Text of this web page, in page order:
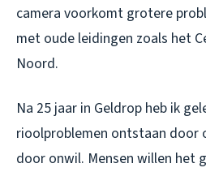
camera voorkomt grotere
met oude leidingen zoals het
Noord.
Na 25 jaar in Geldrop heb ik
rioolproblemen ontstaan door
door onwil. Mensen willen het